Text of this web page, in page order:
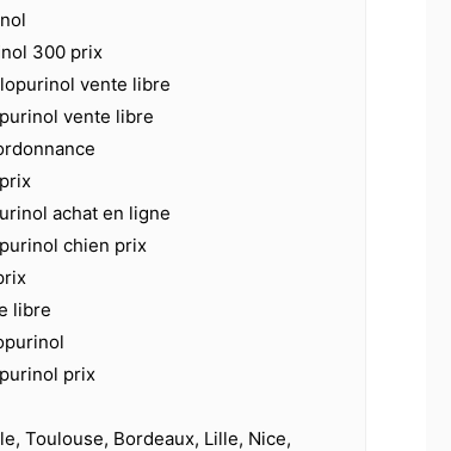
300 prix
vente libre
vente libre
achat en ligne
chien prix
libre
prix
Toulouse, Bordeaux, Lille, Nice,